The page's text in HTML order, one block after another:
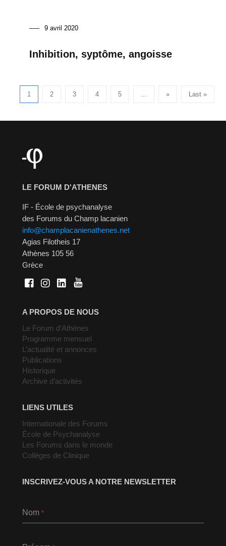
9 avril 2020
Inhibition, syptôme, angoisse
1 2 3 4 5 ... » Last »
LE FORUM D'ATHENES
IF - École de psychanalyse
des Forums du Champ lacanien
info@champlacanienathenes.net
Agias Filotheis 17
Athènes 105 56
Grèce
A PROPOS DE NOUS
Le Forum d’Athènes
Programme mensuel
L’actualité et annonces
Publications
Historique
Archive d’activités
LIENS UTILES
Internationale des Forums
École de Psychanalyse
Les Forums dans le monde
Collèges de Clinique
INSCRIVEZ-VOUS A NOTRE NEWSLETTER
Nom *